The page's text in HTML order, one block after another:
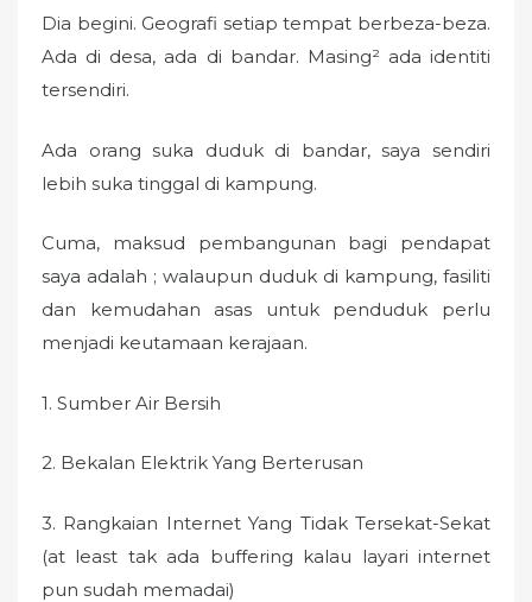
Dia begini. Geografi setiap tempat berbeza-beza.
Ada di desa, ada di bandar. Masing² ada identiti
tersendiri.
Ada orang suka duduk di bandar, saya sendiri
lebih suka tinggal di kampung.
Cuma, maksud pembangunan bagi pendapat
saya adalah ; walaupun duduk di kampung, fasiliti
dan kemudahan asas untuk penduduk perlu
menjadi keutamaan kerajaan.
1. Sumber Air Bersih
2. Bekalan Elektrik Yang Berterusan
3. Rangkaian Internet Yang Tidak Tersekat-Sekat
(at least tak ada buffering kalau layari internet
pun sudah memadai)